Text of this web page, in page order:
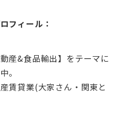
フィール：
動産&食品輸出】をテーマに
。
賃貸業(大家さん・関東と